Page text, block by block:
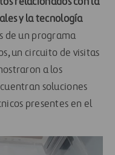
y la tecnología
de un programa
un circuito de visitas
a los
soluciones
presentes en el